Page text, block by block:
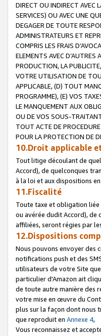
DIRECT OU INDIRECT AVEC
SERVICES) OU AVEC UNE
DEGAGER DE TOUTE
ADMINISTRATEURS ET
COMPRIS LES FRAIS
ELEMENTS AVEC
PRODUCTION, LA
VOTRE UTILISATION DE
APPLICABLE, (D) TOUT
PROGRAMME), (E) VOS
LE MANQUEMENT AUX
OU DE VOS SOUS-
TOUT ACTE DE
POUR LA PROTECTION DE
10.Droit applicable
Tout litige découlant de
Accord), de quelconques
à la loi et aux dispositions
11.Fiscalité
Toute taxe et obligation
ou avérée dudit Accord), de
affiliées, seront régies par
12.Dispositions
Nous pouvons envoyer des
notifications push et des
utilisateurs de votre Site
particulier d'Amazon ait
de toute autre manière des
votre mise en œuvre du
plus sur la façon dont nous
que reproduit en Annexe 4,
Vous reconnaissez et